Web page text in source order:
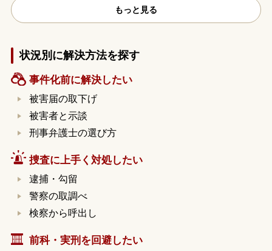
もっと見る
状況別に解決方法を探す
事件化前に解決したい
被害届の取下げ
被害者と示談
刑事弁護士の選び方
捜査に上手く対処したい
逮捕・勾留
警察の取調べ
検察から呼出し
前科・実刑を回避したい